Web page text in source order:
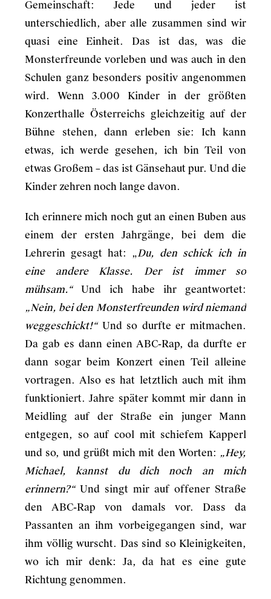
Gemeinschaft: Jede und jeder ist
unterschiedlich, aber alle zusammen sind wir
quasi eine Einheit. Das ist das, was die
Monsterfreunde vorleben und was auch in den
Schulen ganz besonders positiv angenommen
wird. Wenn 3.000 Kinder in der größten
Konzerthalle Österreichs gleichzeitig auf der
Bühne stehen, dann erleben sie: Ich kann
etwas, ich werde gesehen, ich bin Teil von
etwas Großem – das ist Gänsehaut pur. Und die
Kinder zehren noch lange davon.
Ich erinnere mich noch gut an einen Buben aus
einem der ersten Jahrgänge, bei dem die
Lehrerin gesagt hat: „Du, den schick ich in
eine andere Klasse. Der ist immer so
mühsam.“ Und ich habe ihr geantwortet:
„Nein, bei den Monsterfreunden wird niemand
weggeschickt!“Und so durfte er mitmachen.
Da gab es dann einen ABC-Rap, da durfte er
dann sogar beim Konzert einen Teil alleine
vortragen. Also es hat letztlich auch mit ihm
funktioniert. Jahre später kommt mir dann in
Meidling auf der Straße ein junger Mann
entgegen, so auf cool mit schiefem Kapperl
und so, und grüßt mich mit den Worten: „Hey,
Michael, kannst du dich noch an mich
erinnern?“Und singt mir auf offener Straße
den ABC-Rap von damals vor. Dass da
Passanten an ihm vorbeigegangen sind, war
ihm völlig wurscht. Das sind so Kleinigkeiten,
wo ich mir denk: Ja, da hat es eine gute
Richtung genommen.